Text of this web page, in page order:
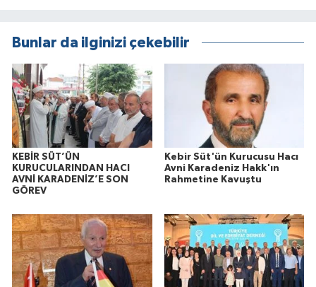
Bunlar da ilginizi çekebilir
KEBİR SÜT’ÜN
KURUCULARINDAN HACI
AVNİ KARADENİZ’E SON
GÖREV
Kebir Süt'ün Kurucusu Hacı
Avni Karadeniz Hakk'ın
Rahmetine Kavuştu